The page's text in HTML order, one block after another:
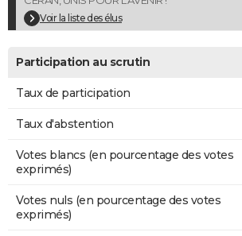
COPAINS D'AVANT
Bricolage
Lifestyle
Culture
Sport
Auto
Television
Voyage
Cinema
Voir la liste des élus
Participation au scrutin
Taux de participation
Taux d'abstention
Votes blancs (en pourcentage des votes
exprimés)
Votes nuls (en pourcentage des votes
exprimés)